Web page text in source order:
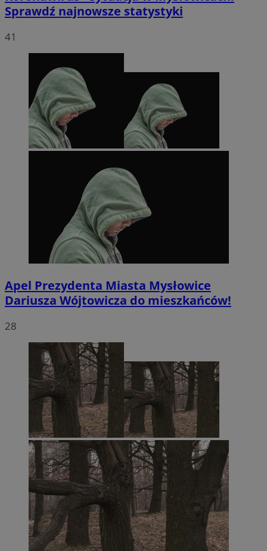
Sprawdź najnowsze statystyki
41
Apel Prezydenta Miasta Mysłowice
Dariusza Wójtowicza do mieszkańców!
28